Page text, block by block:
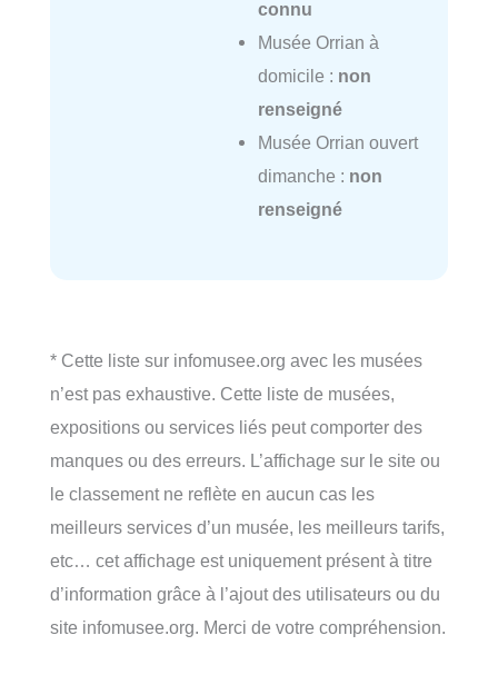
connu
Musée Orrian à
domicile : non
renseigné
Musée Orrian ouvert
dimanche : non
renseigné
* Cette liste sur infomusee.org avec les musées
n’est pas exhaustive. Cette liste de musées,
expositions ou services liés peut comporter des
manques ou des erreurs. L’affichage sur le site ou
le classement ne reflète en aucun cas les
meilleurs services d’un musée, les meilleurs tarifs,
etc… cet affichage est uniquement présent à titre
d’information grâce à l’ajout des utilisateurs ou du
site infomusee.org. Merci de votre compréhension.